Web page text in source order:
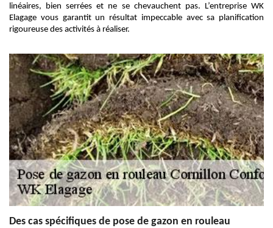
linéaires, bien serrées et ne se chevauchent pas. L’entreprise WK
Elagage vous garantit un résultat impeccable avec sa planification
rigoureuse des activités à réaliser.
Des cas spécifiques de pose de gazon en rouleau